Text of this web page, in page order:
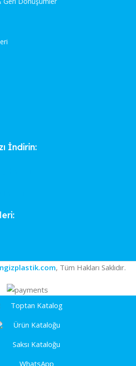
İndirin:
, Tüm Hakları Saklıdır.
Toptan Katalog
Ürün Kataloğu
Saksı Kataloğu
WhatsApp